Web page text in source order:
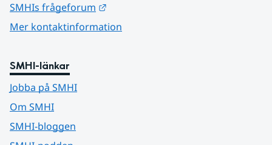
SMHIs frågeforum
Mer kontaktinformation
SMHI-länkar
Jobba på SMHI
Om SMHI
SMHI-bloggen